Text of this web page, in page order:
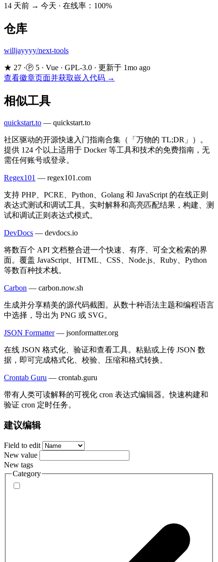
14 天前 → 今天 · 在线率：100%
仓库
willjayyyy/next-tools
★ 27 ·Ⓟ 5 · Vue · GPL-3.0 · 更新于 1mo ago
查看徽章页面并获取嵌入代码 →
相似工具
quickstart.to — quickstart.to
社区驱动的开源快速入门指南合集（「万物的 TL;DR」）。
提供 124 个以上适用于 Docker 等工具和技术的免费指南，无
需任何账号或登录。
Regex101 — regex101.com
支持 PHP、PCRE、Python、Golang 和 JavaScript 的在线正则
表达式测试和调试工具。实时解释和高亮匹配结果，构建、测
试和调试正则表达式模式。
DevDocs — devdocs.io
将数百个 API 文档整合进一个快速、有序、可全文检索的界
面。覆盖 JavaScript、HTML、CSS、Node.js、Ruby、Python
等数百种技术栈。
Carbon — carbon.now.sh
生成并分享精美的源代码截图。从数十种语法主题和编程语言
中选择，导出为 PNG 或 SVG。
JSON Formatter — jsonformatter.org
在线 JSON 格式化、验证和查看工具。粘贴或上传 JSON 数
据，即可完成格式化、校验、压缩和格式转换。
Crontab Guru — crontab.guru
带有人类可读解释的可视化 cron 表达式编辑器。快速构建和
验证 cron 定时任务。
建议编辑
Field to edit
New value
New tags
Category